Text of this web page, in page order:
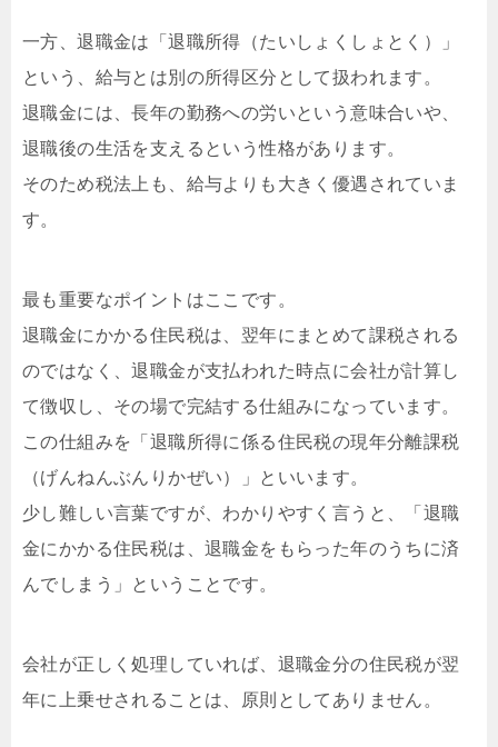
一方、退職金は「退職所得（たいしょくしょとく）」
という、給与とは別の所得区分として扱われます。
退職金には、長年の勤務への労いという意味合いや、
退職後の生活を支えるという性格があります。
そのため税法上も、給与よりも大きく優遇されていま
す。
最も重要なポイントはここです。
退職金にかかる住民税は、翌年にまとめて課税される
のではなく、退職金が支払われた時点に会社が計算し
て徴収し、その場で完結する仕組みになっています。
この仕組みを「退職所得に係る住民税の現年分離課税
（げんねんぶんりかぜい）」といいます。
少し難しい言葉ですが、わかりやすく言うと、「退職
金にかかる住民税は、退職金をもらった年のうちに済
んでしまう」ということです。
会社が正しく処理していれば、退職金分の住民税が翌
年に上乗せされることは、原則としてありません。